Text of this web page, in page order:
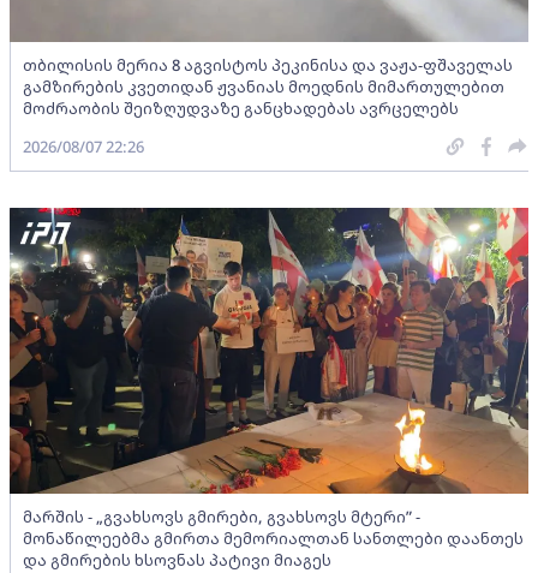
თბილისის მერია 8 აგვისტოს პეკინისა და ვაჟა-ფშაველას
გამზირების კვეთიდან ჟვანიას მოედნის მიმართულებით
მოძრაობის შეიზღუდვაზე განცხადებას ავრცელებს
2026/08/07 22:26
მარშის - „გვახსოვს გმირები, გვახსოვს მტერი” -
მონაწილეებმა გმირთა მემორიალთან სანთლები დაანთეს
და გმირების ხსოვნას პატივი მიაგეს